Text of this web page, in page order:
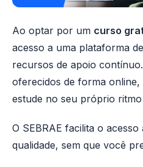
Ao optar por um curso
acesso a uma plataforma
recursos de apoio
oferecidos de forma
estude no seu próprio
O SEBRAE facilita o
qualidade, sem que você